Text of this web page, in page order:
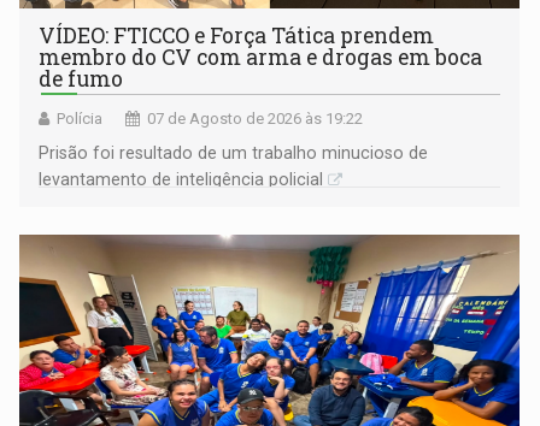
VÍDEO: FTICCO e Força Tática prendem
membro do CV com arma e drogas em boca
de fumo
Polícia 07 de Agosto de 2026 às 19:22
Prisão foi resultado de um trabalho minucioso de
levantamento de inteligência policial